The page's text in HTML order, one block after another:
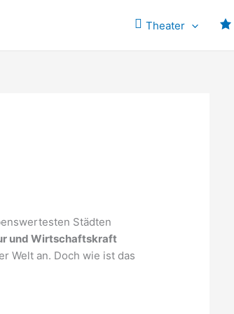
Theater
Städten
und Wirtschaftskraft
Welt an. Doch wie ist das